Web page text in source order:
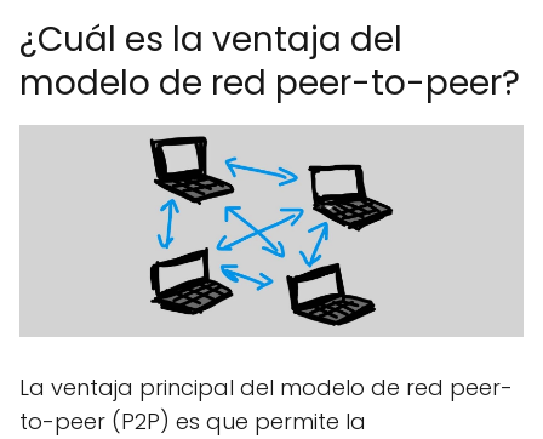
¿Cuál es la ventaja del
modelo de red peer-to-peer?
La ventaja principal del modelo de red peer-
to-peer (P2P) es que permite la